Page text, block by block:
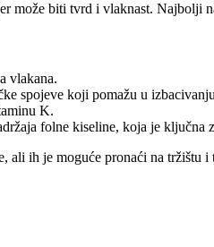
može biti tvrd i vlaknast. Najbolji
vlakana.
spojeve koji pomažu u
K.
folne kiseline, koja je ključna
ali ih je moguće pronaći na